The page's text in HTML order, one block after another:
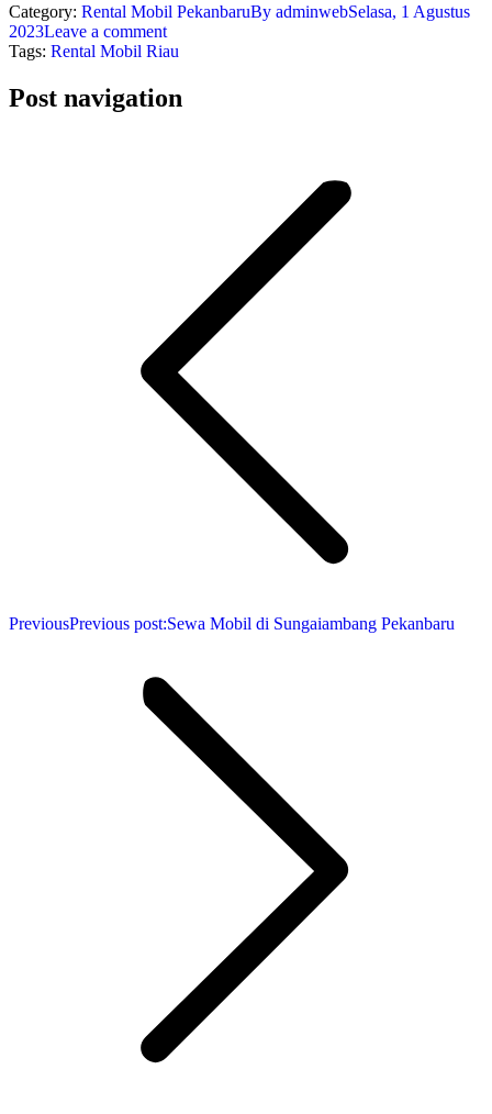
Category: Rental Mobil PekanbaruBy adminwebSelasa, 1 Agustus
2023Leave a comment
Tags: Rental Mobil Riau
Post navigation
PreviousPrevious post:Sewa Mobil di Sungaiambang Pekanbaru